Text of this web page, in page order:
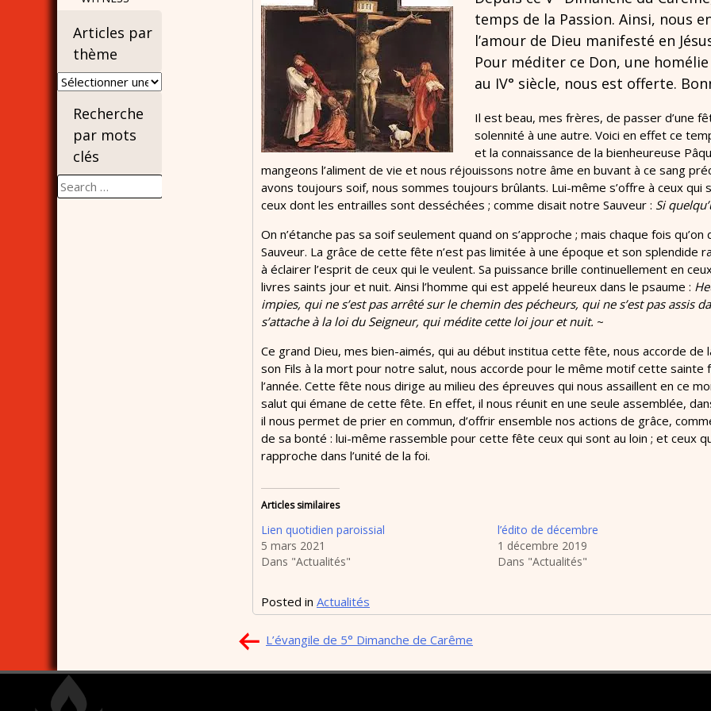
temps de la Passion. Ainsi, nous
l’amour de Dieu manifesté en
Pour méditer ce Don, une
au IV° siècle, nous est offerte.
Il est beau, mes frères, de passer d’une
solennité à une autre. Voici en effet ce
et la connaissance de la bienheureuse
mangeons l’aliment de vie et nous réjouissons notre âme en buvant à ce sang
avons toujours soif, nous sommes toujours brûlants. Lui-même s’offre à ceux
ceux dont les entrailles sont desséchées ; comme disait notre Sauveur : Si
On n’étanche pas sa soif seulement quand on s’approche ; mais chaque fois
Sauveur. La grâce de cette fête n’est pas limitée à une époque et son splendide
à éclairer l’esprit de ceux qui le veulent. Sa puissance brille continuellement en
livres saints jour et nuit. Ainsi l’homme qui est appelé heureux dans le psaume :
impies, qui ne s’est pas arrêté sur le chemin des pécheurs, qui ne s’est pas assis
s’attache à la loi du Seigneur, qui médite cette loi jour et nuit. ~
Ce grand Dieu, mes bien-aimés, qui au début institua cette fête, nous accorde de
son Fils à la mort pour notre salut, nous accorde pour le même motif cette
l’année. Cette fête nous dirige au milieu des épreuves qui nous assaillent en ce
salut qui émane de cette fête. En effet, il nous réunit en une seule assemblée,
il nous permet de prier en commun, d’offrir ensemble nos actions de grâce,
de sa bonté : lui-même rassemble pour cette fête ceux qui sont au loin ; et ceux
rapproche dans l’unité de la foi.
Articles similaires
Lien quotidien paroissial
5 mars 2021
Dans "Actualités"
l’édito de décembre
1 décembre 2019
Dans "Actualités"
Posted in Actualités
Navigation
L’évangile de 5° Dimanche de Carême
Articles par
thème
Articles
thème
Recherche
par mots
clés
Search
for: